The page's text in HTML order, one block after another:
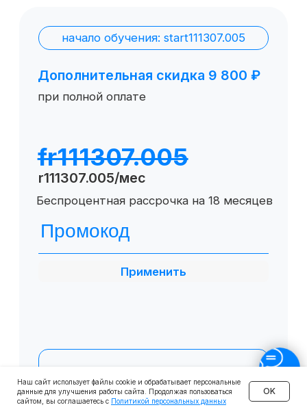
Отправить заявку
О SF Education
Сотрудничество
Наши эксперты
Корпоративным клиентам
Наш сайт использует файлы cookie и обрабатывает персональные
данные для улучшения работы сайта. Продолжая пользоваться
сайтом, вы соглашаетесь с Политикой персональных данных
OK